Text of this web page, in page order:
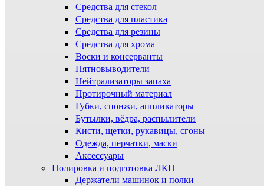
Средства для стекол
Средства для пластика
Средства для резины
Средства для хрома
Воски и консерванты
Пятновыводители
Нейтрализаторы запаха
Протирочный материал
Губки, спонжи, аппликаторы
Бутылки, вёдра, распылители
Кисти, щетки, рукавицы, сгоны
Одежда, перчатки, маски
Аксессуары
Полировка и подготовка ЛКП
Держатели машинок и полки